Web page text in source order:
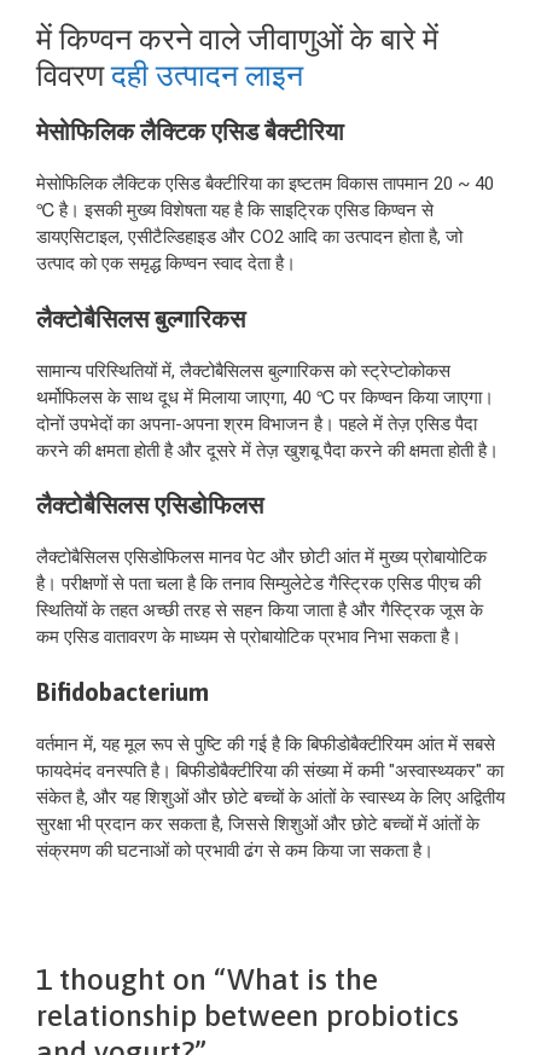
में किण्वन करने वाले जीवाणुओं के बारे में
विवरणदही उत्पादन लाइन
मेसोफिलिक लैक्टिक एसिड बैक्टीरिया
मेसोफिलिक लैक्टिक एसिड बैक्टीरिया का इष्टतम विकास तापमान 20 ~ 40
℃ है। इसकी मुख्य विशेषता यह है कि साइट्रिक एसिड किण्वन से
डायएसिटाइल, एसीटैल्डिहाइड और CO2 आदि का उत्पादन होता है, जो
उत्पाद को एक समृद्ध किण्वन स्वाद देता है।
लैक्टोबैसिलस बुल्गारिकस
सामान्य परिस्थितियों में, लैक्टोबैसिलस बुल्गारिकस को स्ट्रेप्टोकोकस
थर्मोफिलस के साथ दूध में मिलाया जाएगा, 40 ℃ पर किण्वन किया जाएगा।
दोनों उपभेदों का अपना-अपना श्रम विभाजन है। पहले में तेज़ एसिड पैदा
करने की क्षमता होती है और दूसरे में तेज़ खुशबू पैदा करने की क्षमता होती है।
लैक्टोबैसिलस एसिडोफिलस
लैक्टोबैसिलस एसिडोफिलस मानव पेट और छोटी आंत में मुख्य प्रोबायोटिक
है। परीक्षणों से पता चला है कि तनाव सिम्युलेटेड गैस्ट्रिक एसिड पीएच की
स्थितियों के तहत अच्छी तरह से सहन किया जाता है और गैस्ट्रिक जूस के
कम एसिड वातावरण के माध्यम से प्रोबायोटिक प्रभाव निभा सकता है।
Bifidobacterium
वर्तमान में, यह मूल रूप से पुष्टि की गई है कि बिफीडोबैक्टीरियम आंत में सबसे
फायदेमंद वनस्पति है। बिफीडोबैक्टीरिया की संख्या में कमी "अस्वास्थ्यकर" का
संकेत है, और यह शिशुओं और छोटे बच्चों के आंतों के स्वास्थ्य के लिए अद्वितीय
सुरक्षा भी प्रदान कर सकता है, जिससे शिशुओं और छोटे बच्चों में आंतों के
संक्रमण की घटनाओं को प्रभावी ढंग से कम किया जा सकता है।
1 thought on “What is the
relationship between probiotics